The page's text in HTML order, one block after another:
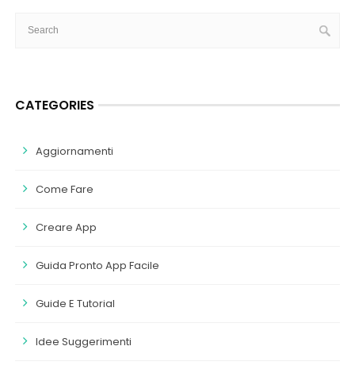
CATEGORIES
Aggiornamenti
Come Fare
Creare App
Guida Pronto App Facile
Guide E Tutorial
Idee Suggerimenti